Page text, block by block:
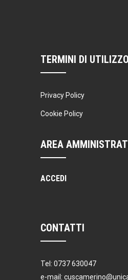
TERMINI DI UTILIZZO
Privacy Policy
Cookie Policy
AREA
ACCEDI
CONTATTI
Tel: 0737 630047
e-mail: